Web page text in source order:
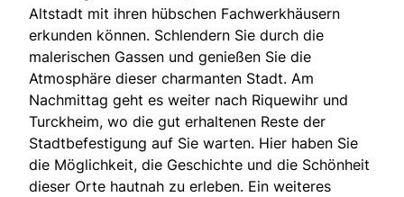
Altstadt mit ihren hübschen Fachwerkhäusern
erkunden können. Schlendern Sie durch die
malerischen Gassen und genießen Sie die
Atmosphäre dieser charmanten Stadt. Am
Nachmittag geht es weiter nach Riquewihr und
Turckheim, wo die gut erhaltenen Reste der
Stadtbefestigung auf Sie warten. Hier haben Sie
die Möglichkeit, die Geschichte und die Schönheit
dieser Orte hautnah zu erleben. Ein weiteres